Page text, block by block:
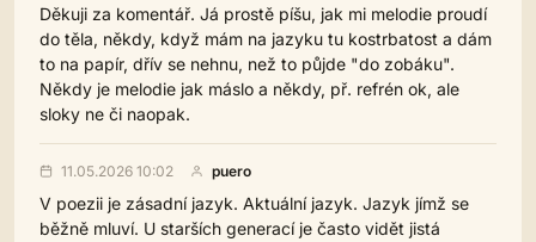
Děkuji za komentář. Já prostě píšu, jak mi melodie proudí
do těla, někdy, když mám na jazyku tu kostrbatost a dám
to na papír, dřív se nehnu, než to půjde "do zobáku".
Někdy je melodie jak máslo a někdy, př. refrén ok, ale
sloky ne či naopak.
11.05.2026 10:02 puero
V poezii je zásadní jazyk. Aktuální jazyk. Jazyk jímž se
běžně mluví. U starších generací je často vidět jistá